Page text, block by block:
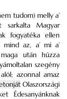
tudom) melly a’
sarkalta Magyar
fogyatéka ellen
az, a’ mi a’
után húzza
szegény
azonnal amaz
Olaszországi
Édesanyánknak